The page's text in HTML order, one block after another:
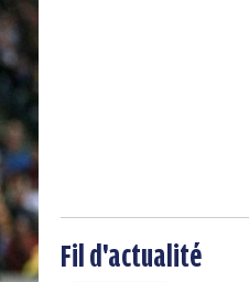
Fil d'actualité